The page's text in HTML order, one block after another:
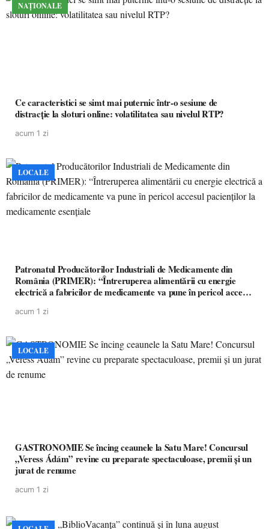
NAȚIONALE
Ce caracteristici se simt mai puternic într-o sesiune de
distracție la sloturi online: volatilitatea sau nivelul RTP?
acum 1 zi
LOCALE
Patronatul Producătorilor Industriali de Medicamente din
România (PRIMER): “Întreruperea alimentării cu energie
electrică a fabricilor de medicamente va pune în pericol accesul
acum 1 zi
LOCALE
GASTRONOMIE Se încing ceaunele la Satu Mare! Concursul
„Veress Ádám” revine cu preparate spectaculoase, premii și un
jurat de renume
acum 1 zi